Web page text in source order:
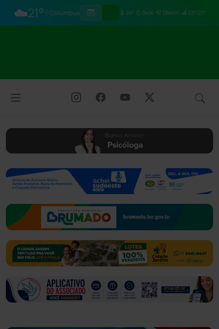
☁️21° Columbus 24° 94% 12km/h 33°/21°